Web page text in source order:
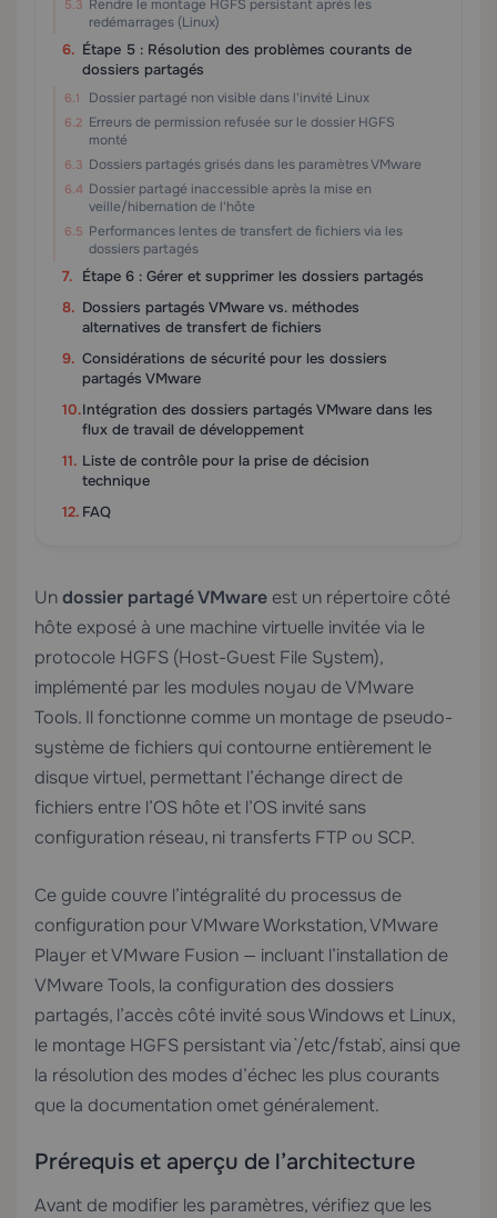
Rendre le montage HGFS persistant après les
redémarrages (Linux)
Étape 5 : Résolution des problèmes courants de
dossiers partagés
Dossier partagé non visible dans l'invité Linux
Erreurs de permission refusée sur le dossier HGFS
monté
Dossiers partagés grisés dans les paramètres VMware
Dossier partagé inaccessible après la mise en
veille/hibernation de l'hôte
Performances lentes de transfert de fichiers via les
dossiers partagés
Étape 6 : Gérer et supprimer les dossiers partagés
Dossiers partagés VMware vs. méthodes
alternatives de transfert de fichiers
Considérations de sécurité pour les dossiers
partagés VMware
Intégration des dossiers partagés VMware dans les
flux de travail de développement
Liste de contrôle pour la prise de décision
technique
FAQ
Undossier partagé VMware est un répertoire côté
hôte exposé à une machine virtuelle invitée via le
protocole HGFS (Host-Guest File System),
implémenté par les modules noyau de VMware
Tools. Il fonctionne comme un montage de pseudo-
système de fichiers qui contourne entièrement le
disque virtuel, permettant l’échange direct de
fichiers entre l’OS hôte et l’OS invité sans
configuration réseau, ni transferts FTP ou SCP.
Ce guide couvre l’intégralité du processus de
configuration pour VMware Workstation, VMware
Player et VMware Fusion — incluant l’installation de
VMware Tools, la configuration des dossiers
partagés, l’accès côté invité sous Windows et Linux,
le montage HGFS persistant via `/etc/fstab`, ainsi que
la résolution des modes d’échec les plus courants
que la documentation omet généralement.
Prérequis et aperçu de l’architecture
Avant de modifier les paramètres, vérifiez que les